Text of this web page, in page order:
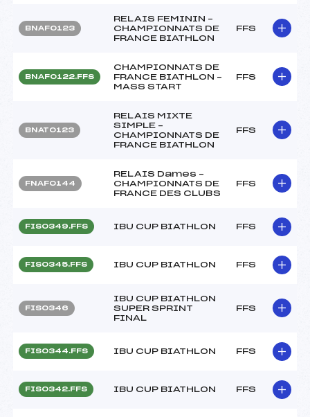
BNAF0123
RELAIS FEMININ –
CHAMPIONNATS DE
FRANCE BIATHLON
FFS
BNAF0122.FFS
CHAMPIONNATS DE
FRANCE BIATHLON –
MASS START
FFS
BNAT0123
RELAIS MIXTE
SIMPLE –
CHAMPIONNATS DE
FRANCE BIATHLON
FFS
FNAF0144
RELAIS Dames –
CHAMPIONNATS DE
FRANCE DES CLUBS
FFS
FIS0349.FFS IBU CUP BIATHLON FFS
FIS0345.FFS IBU CUP BIATHLON FFS
FIS0346
IBU CUP BIATHLON
SUPER SPRINT
FINAL
FFS
FIS0344.FFS IBU CUP BIATHLON FFS
FIS0342.FFS IBU CUP BIATHLON FFS